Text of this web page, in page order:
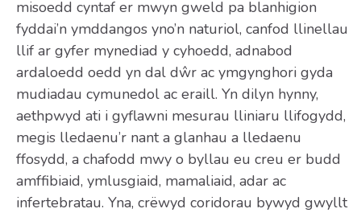
misoedd cyntaf er mwyn gweld pa blanhigion
fyddai’n ymddangos yno’n naturiol, canfod llinellau
llif ar gyfer mynediad y cyhoedd, adnabod
ardaloedd oedd yn dal dŵr ac ymgynghori gyda
mudiadau cymunedol ac eraill. Yn dilyn hynny,
aethpwyd ati i gyflawni mesurau lliniaru llifogydd,
megis lledaenu’r nant a glanhau a lledaenu
ffosydd, a chafodd mwy o byllau eu creu er budd
amffibiaid, ymlusgiaid, mamaliaid, adar ac
infertebratau. Yna, crëwyd coridorau bywyd gwyllt